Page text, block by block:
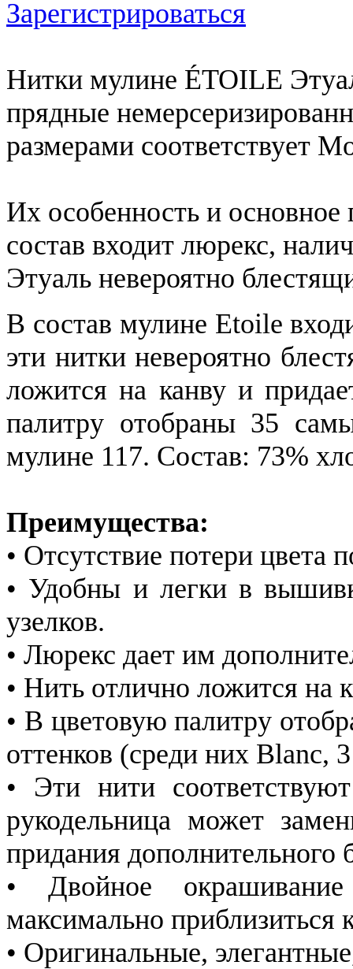
Зарегистрироваться
Нитки мулине ÉTOILE
прядные
размерами соответствует
Их особенность и
состав входит люрекс,
Этуаль невероятно
В состав мулине Etoile
эти нитки невероятно
ложится на канву и
палитру отобраны 35
мулине 117. Состав: 73%
Преимущества:
• Отсутствие потери цвета
• Удобны и легки в
узелков.
• Люрекс дает им
• Нить отлично ложится на
• В цветовую палитру
оттенков (среди них Blanc,
• Эти нити
рукодельница может
придания дополнительного
• Двойное
максимально приблизиться
• Оригинальные,